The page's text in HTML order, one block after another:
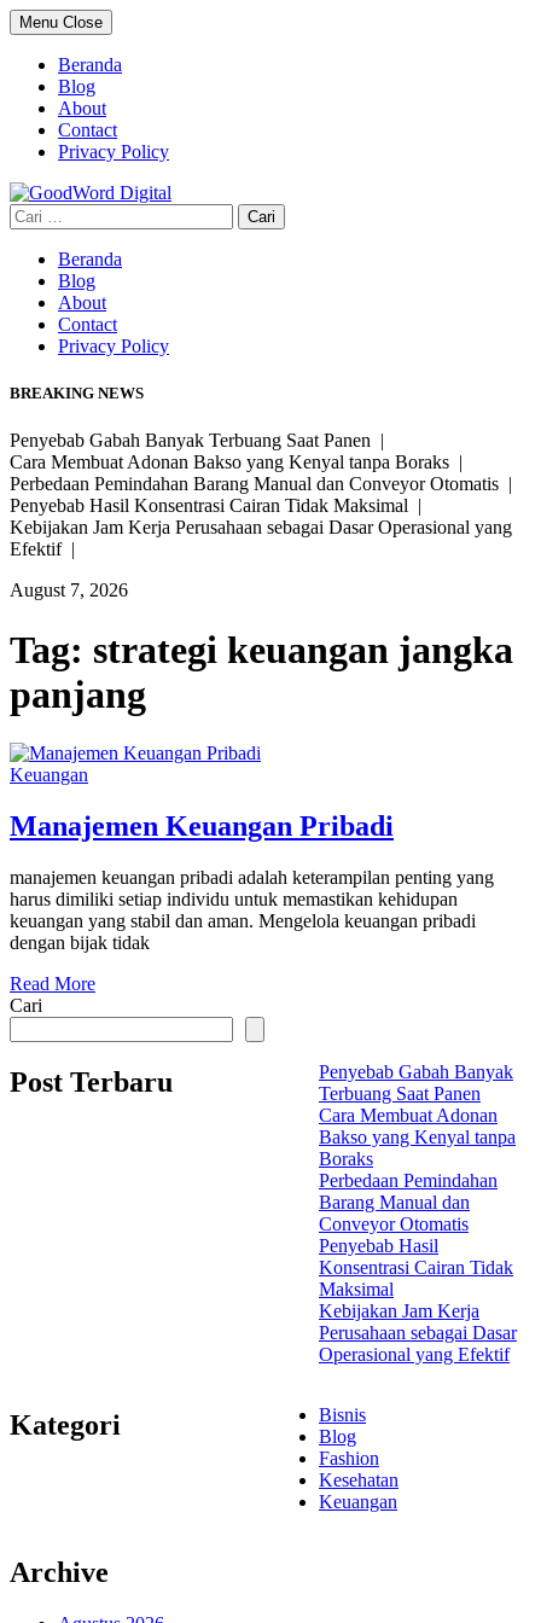
Skip
to
content
Menu Close
Beranda
Blog
About
Contact
Privacy Policy
Cari
untuk:
Beranda
Blog
About
Contact
Privacy Policy
BREAKING NEWS
Penyebab Gabah Banyak Terbuang Saat Panen |
Cara Membuat Adonan Bakso yang Kenyal tanpa Boraks |
Perbedaan Pemindahan Barang Manual dan Conveyor Otomatis |
Penyebab Hasil Konsentrasi Cairan Tidak Maksimal |
Kebijakan Jam Kerja Perusahaan sebagai Dasar Operasional yang
Efektif |
August 7, 2026
Tag: strategi keuangan jangka
panjang
Keuangan
Manajemen Keuangan Pribadi
manajemen keuangan pribadi adalah keterampilan penting yang
harus dimiliki setiap individu untuk memastikan kehidupan
keuangan yang stabil dan aman. Mengelola keuangan pribadi
dengan bijak tidak
Read More
Cari
Post Terbaru
Penyebab Gabah Banyak
Terbuang Saat Panen
Cara Membuat Adonan
Bakso yang Kenyal tanpa
Boraks
Perbedaan Pemindahan
Barang Manual dan
Conveyor Otomatis
Penyebab Hasil
Konsentrasi Cairan Tidak
Maksimal
Kebijakan Jam Kerja
Perusahaan sebagai Dasar
Operasional yang Efektif
Kategori
Bisnis
Blog
Fashion
Kesehatan
Keuangan
Archive